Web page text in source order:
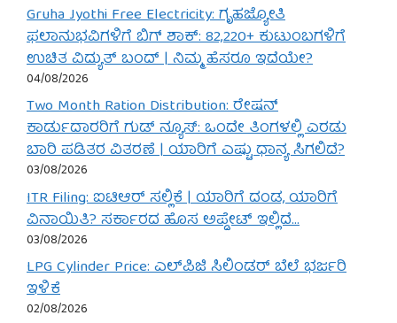
Gruha Jyothi Free Electricity: ಗೃಹಜ್ಯೋತಿ
ಫಲಾನುಭವಿಗಳಿಗೆ ಬಿಗ್ ಶಾಕ್: 82,220+ ಕುಟುಂಬಗಳಿಗೆ
ಉಚಿತ ವಿದ್ಯುತ್ ಬಂದ್ | ನಿಮ್ಮ ಹೆಸರೂ ಇದೆಯೇ?
04/08/2026
Two Month Ration Distribution: ರೇಷನ್
ಕಾರ್ಡುದಾರರಿಗೆ ಗುಡ್ ನ್ಯೂಸ್: ಒಂದೇ ತಿಂಗಳಲ್ಲಿ ಎರಡು
ಬಾರಿ ಪಡಿತರ ವಿತರಣೆ | ಯಾರಿಗೆ ಎಷ್ಟು ಧಾನ್ಯ ಸಿಗಲಿದೆ?
03/08/2026
ITR Filing: ಐಟಿಆರ್ ಸಲ್ಲಿಕೆ | ಯಾರಿಗೆ ದಂಡ, ಯಾರಿಗೆ
ವಿನಾಯಿತಿ? ಸರ್ಕಾರದ ಹೊಸ ಅಪ್ಡೇಟ್ ಇಲ್ಲಿದೆ…
03/08/2026
LPG Cylinder Price: ಎಲ್‌ಪಿಜಿ ಸಿಲಿಂಡರ್ ಬೆಲೆ ಭರ್ಜರಿ
ಇಳಿಕೆ
02/08/2026